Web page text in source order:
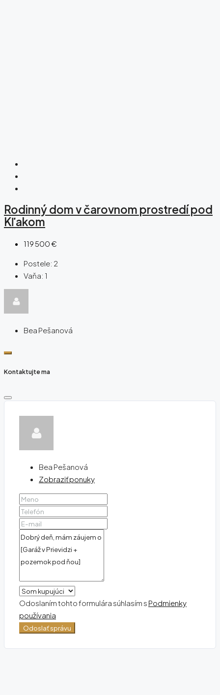
Rodinný dom v čarovnom prostredí pod
Kľakom
119 500 €
Postele: 2
Vaňa: 1
Bea Pešanová
Kontaktujte ma
Bea Pešanová
Zobraziť ponuky
Odoslaním tohto formulára súhlasím s Podmienky
používania
Odoslať správu